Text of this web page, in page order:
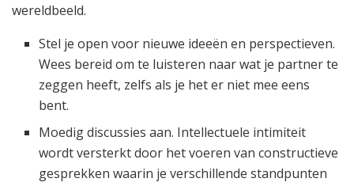
wereldbeeld.
Stel je open voor nieuwe ideeën en perspectieven.
Wees bereid om te luisteren naar wat je partner te
zeggen heeft, zelfs als je het er niet mee eens
bent.
Moedig discussies aan. Intellectuele intimiteit
wordt versterkt door het voeren van constructieve
gesprekken waarin je verschillende standpunten